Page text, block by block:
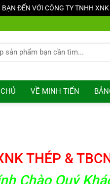
ĐẾN VỚI CÔNG TY TNHH
VỀ MINH TIẾN
THÉP &
Chào Quý